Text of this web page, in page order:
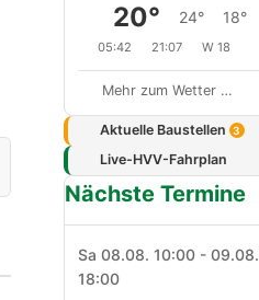
20° 24° 18°
05:42 21:07 W 18
Mehr zum Wetter …
Aktuelle Baustellen 3
Live-HVV-Fahrplan
Nächste Termine
Sa 08.08. 10:00 - 09.08.
18:00